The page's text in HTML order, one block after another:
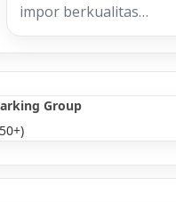
impor berkualitas…
Group